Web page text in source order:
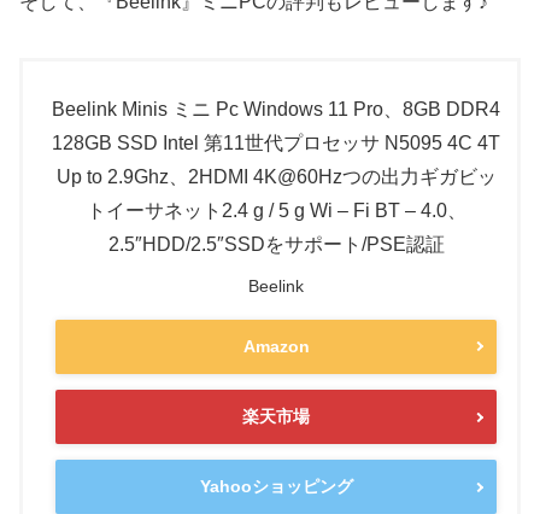
Beelink Minis ミニ Pc Windows 11 Pro、8GB DDR4
128GB SSD Intel 第11世代プロセッサ N5095 4C 4T
Up to 2.9Ghz、2HDMI 4K@60Hzつの出力ギガビッ
トイーサネット2.4 g / 5 g Wi – Fi BT – 4.0、
2.5″HDD/2.5″SSDをサポート/PSE認証
Beelink
Amazon
楽天市場
Yahooショッピング